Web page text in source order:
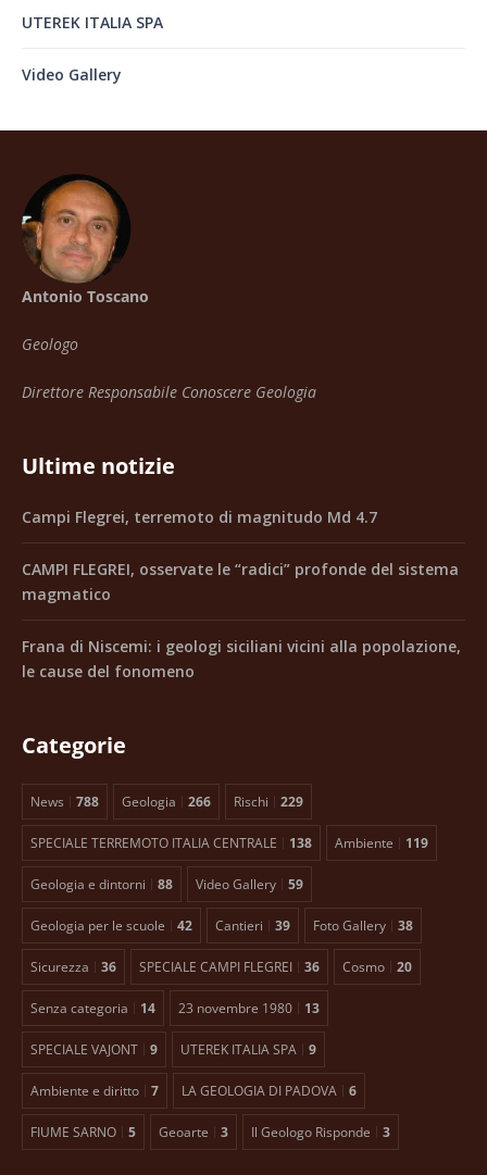
UTEREK ITALIA SPA
Video Gallery
Antonio Toscano
Geologo
Direttore Responsabile Conoscere Geologia
Ultime notizie
Campi Flegrei, terremoto di magnitudo Md 4.7
CAMPI FLEGREI, osservate le “radici” profonde del sistema
magmatico
Frana di Niscemi: i geologi siciliani vicini alla popolazione,
le cause del fonomeno
Categorie
News 788 Geologia 266 Rischi 229
SPECIALE TERREMOTO ITALIA CENTRALE 138 Ambiente 119
Geologia e dintorni 88 Video Gallery 59
Geologia per le scuole 42 Cantieri 39 Foto Gallery 38
Sicurezza 36 SPECIALE CAMPI FLEGREI 36 Cosmo 20
Senza categoria 14 23 novembre 1980 13
SPECIALE VAJONT 9 UTEREK ITALIA SPA 9
Ambiente e diritto 7 LA GEOLOGIA DI PADOVA 6
FIUME SARNO 5 Geoarte 3 Il Geologo Risponde 3